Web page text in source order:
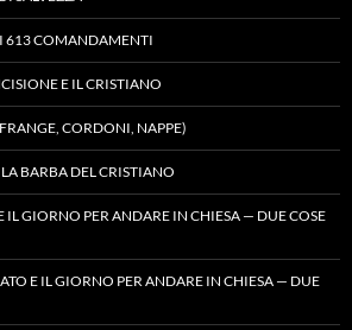
613 COMANDAMENTI
E IL CRISTIANO
CORDONI, NAPPE)
BARBA DEL CRISTIANO
IL GIORNO PER ANDARE IN CHIESA — DUE COSE
E IL GIORNO PER ANDARE IN CHIESA — DUE